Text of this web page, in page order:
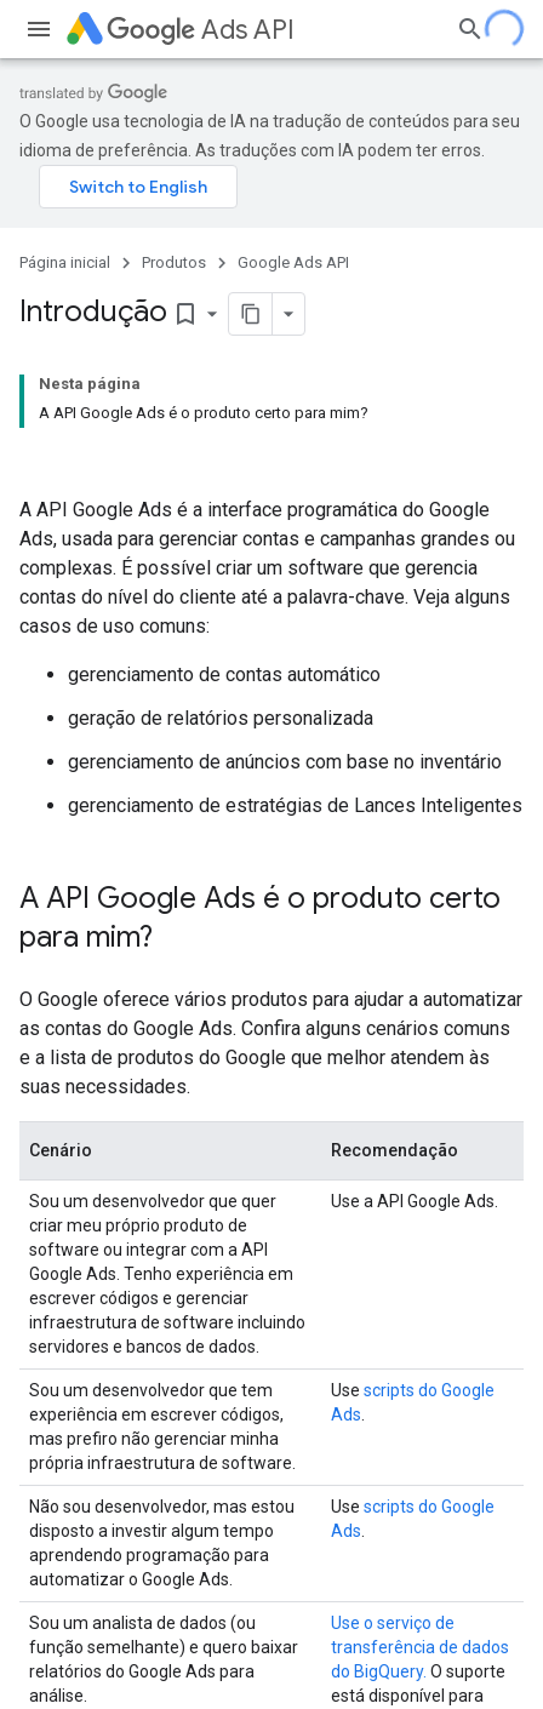
Ads API
O Google usa tecnologia de IA na tradução de conteúdos para seu
idioma de preferência. As traduções com IA podem ter erros.
Página inicial Produtos Google Ads API
Introdução bookmark_border
Nesta página
A API Google Ads é o produto certo para mim?
A API Google Ads é a interface programática do Google
Ads, usada para gerenciar contas e campanhas grandes ou
complexas. É possível criar um software que gerencia
contas do nível do cliente até a palavra-chave. Veja alguns
casos de uso comuns:
gerenciamento de contas automático
geração de relatórios personalizada
gerenciamento de anúncios com base no inventário
gerenciamento de estratégias de Lances Inteligentes
A API Google Ads é o produto certo
para mim?
O Google oferece vários produtos para ajudar a automatizar
as contas do Google Ads. Confira alguns cenários comuns
e a lista de produtos do Google que melhor atendem às
suas necessidades.
Cenário Recomendação
Sou um desenvolvedor que quer
criar meu próprio produto de
software ou integrar com a API
Google Ads. Tenho experiência em
escrever códigos e gerenciar
infraestrutura de software incluindo
servidores e bancos de dados.
Use a API Google Ads.
Sou um desenvolvedor que tem
experiência em escrever códigos,
mas prefiro não gerenciar minha
própria infraestrutura de software.
Use scripts do Google
Ads
Não sou desenvolvedor, mas estou
disposto a investir algum tempo
aprendendo programação para
automatizar o Google Ads.
Use scripts do Google
Ads
Sou um analista de dados (ou
função semelhante) e quero baixar
relatórios do Google Ads para
análise.
Use o serviço de
transferência de dados
do BigQuery. O suporte
está disponível para